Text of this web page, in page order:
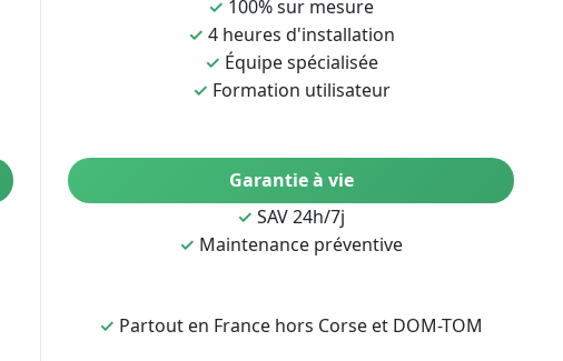
✓ 100% sur mesure
✓ 4 heures d'installation
✓ Équipe spécialisée
✓ Formation utilisateur
Garantie à vie
✓ SAV 24h/7j
✓ Maintenance préventive
✓ Partout en France hors Corse et DOM-TOM